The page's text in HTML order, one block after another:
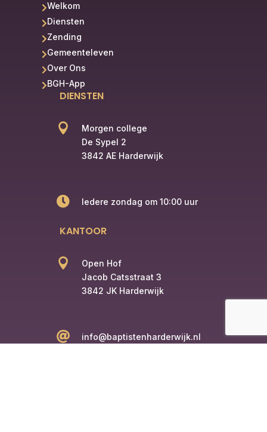
Welkom
Diensten
Zending
Gemeenteleven
Over Ons
BGH-App
DIENSTEN

Morgen college
De Sypel 2
3842 AE Harderwijk
 Iedere zondag om 10:00 uur
KANTOOR

Open Hof
Jacob Catsstraat 3
3842 JK Harderwijk
 info@baptistenharderwijk.nl